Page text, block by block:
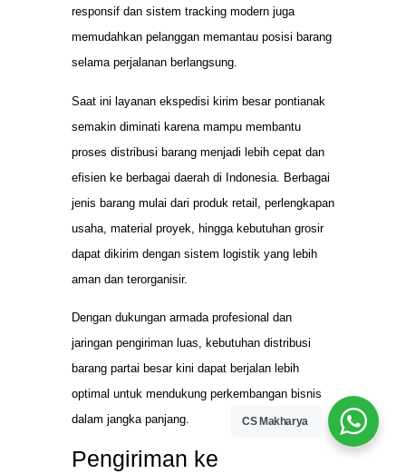
responsif dan sistem tracking modern juga
memudahkan pelanggan memantau posisi barang
selama perjalanan berlangsung.
Saat ini layanan ekspedisi kirim besar pontianak
semakin diminati karena mampu membantu
proses distribusi barang menjadi lebih cepat dan
efisien ke berbagai daerah di Indonesia. Berbagai
jenis barang mulai dari produk retail, perlengkapan
usaha, material proyek, hingga kebutuhan grosir
dapat dikirim dengan sistem logistik yang lebih
aman dan terorganisir.
Dengan dukungan armada profesional dan
jaringan pengiriman luas, kebutuhan distribusi
barang partai besar kini dapat berjalan lebih
optimal untuk mendukung perkembangan bisnis
dalam jangka panjang.
Pengiriman ke
CS Makharya